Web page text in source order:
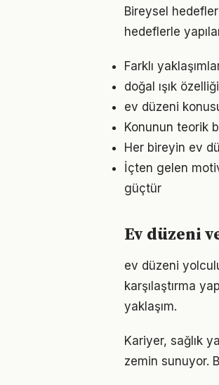
Bireysel
hedeflerle
Farklı
doğal ışık
ev düzeni
Konunun teorik
Her bireyin ev
İçten gelen
güçtür
Ev düzeni
ev düzeni
karşılaştırma
yaklaşım.
Kariyer, sağlık
zemin sunuyor.